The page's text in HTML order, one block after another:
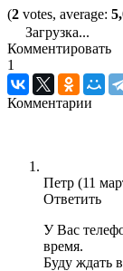
(2 votes, average:
Загрузка...
Комментировать
1
Комментарии
Петр (11
Ответить
У Вас
время.
Буду ждать